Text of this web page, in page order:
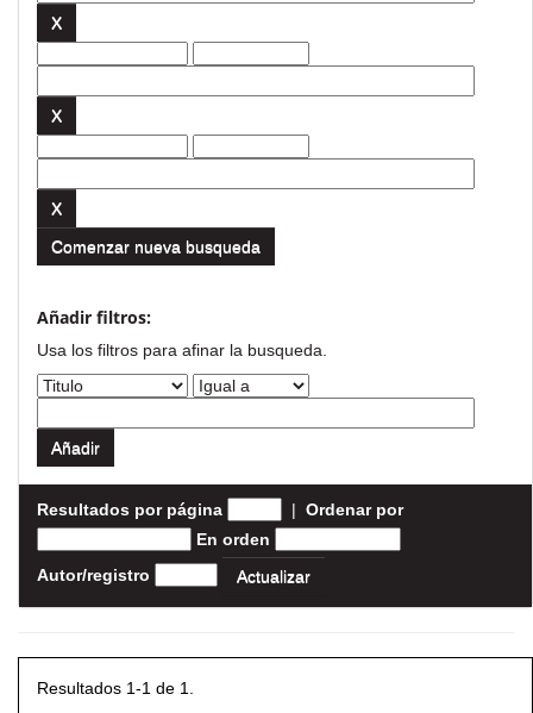
Comenzar nueva busqueda
Añadir filtros:
Usa los filtros para afinar la busqueda.
Resultados por página | Ordenar por
En orden
Autor/registro
Resultados 1-1 de 1.